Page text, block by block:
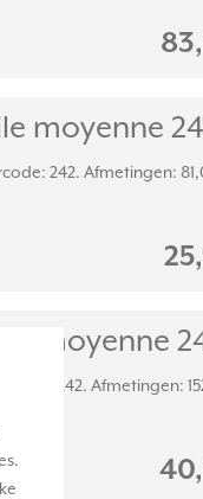
moyenne
242. Afmetingen:
moyenne
242. Afmetingen: